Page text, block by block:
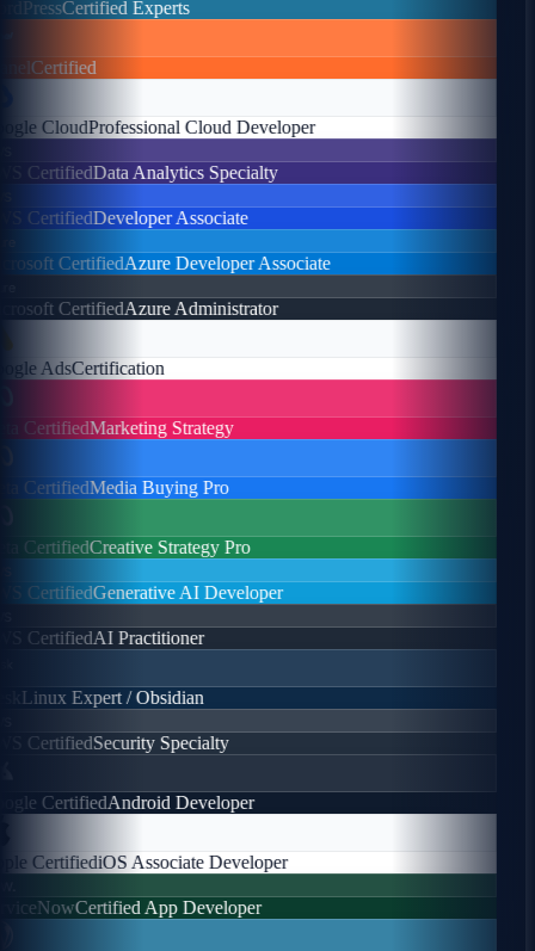
Certified Experts
Certified
CloudProfessional Cloud Developer
CertifiedData Analytics Specialty
CertifiedDeveloper Associate
CertifiedAzure Developer Associate
CertifiedAzure Administrator
AdsCertification
CertifiedMarketing Strategy
CertifiedMedia Buying Pro
CertifiedCreative Strategy Pro
CertifiedGenerative AI Developer
CertifiedAI Practitioner
Linux Expert / Obsidian
CertifiedSecurity Specialty
CertifiedAndroid Developer
CertifiediOS Associate Developer
Certified App Developer